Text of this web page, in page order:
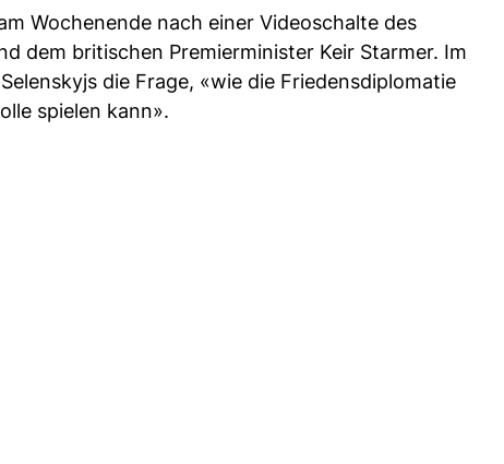
Wochenende nach einer Videoschalte des
dem britischen Premierminister Keir Starmer. Im
die Frage, «wie die Friedensdiplomatie
spielen kann».